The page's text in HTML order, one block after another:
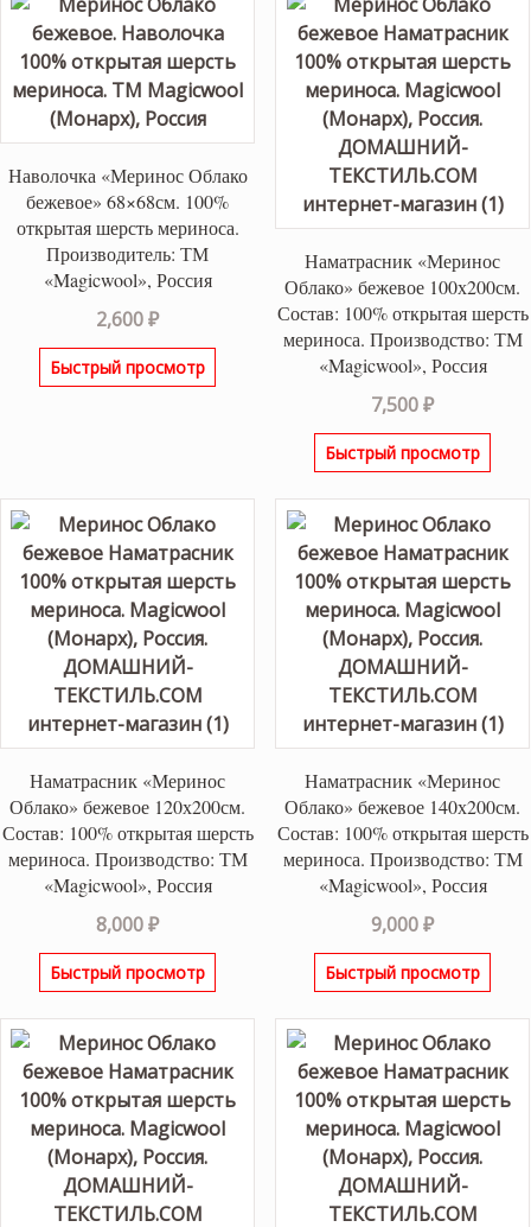
Наволочка «Меринос Облако
бежевое» 68×68см. 100%
открытая шерсть мериноса.
Производитель: ТМ
«Magicwool», Россия
2,600₽
Быстрый просмотр
Наматрасник «Меринос
Облако» бежевое 100х200см.
Состав: 100% открытая шерсть
мериноса. Производство: ТМ
«Magicwool», Россия
7,500₽
Быстрый просмотр
Наматрасник «Меринос
Облако» бежевое 120х200см.
Состав: 100% открытая шерсть
мериноса. Производство: ТМ
«Magicwool», Россия
8,000₽
Быстрый просмотр
Наматрасник «Меринос
Облако» бежевое 140х200см.
Состав: 100% открытая шерсть
мериноса. Производство: ТМ
«Magicwool», Россия
9,000₽
Быстрый просмотр